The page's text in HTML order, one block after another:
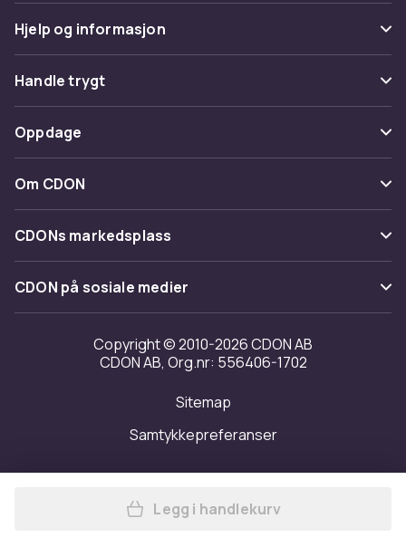
Hjelp og informasjon
Vanlige spørsmål
Spor pakke
Angre & returner her
Kontakt oss
Handle trygt
Betaling
Levering
Tilbakekallinger
Oppdage
Kategorier
Varemerker
Om CDON
Om oss
Kundeanmeldelser
Jobbe på CDON
Investor relations
Tilgjengelighet
CDONs markedsplass
Merchant Help Center
CDON på sosiale medier
Copyright © 2010-2026 CDON AB
CDON AB, Org.nr: 556406-1702
Sitemap
Samtykkepreferanser
Legg XY London
Legg i handlekurv